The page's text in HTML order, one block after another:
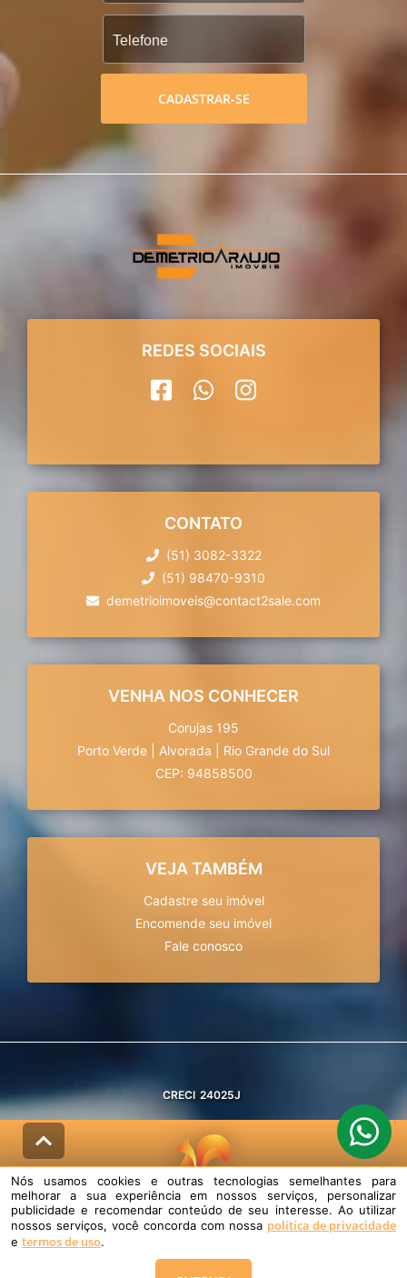
CADASTRAR-SE
REDES SOCIAIS
CONTATO
(51) 3082-3322
(51) 98470-9310
demetrioimoveis@contact2sale.com
VENHA NOS CONHECER
Corujas 195
Porto Verde
Alvorada
Rio Grande do Sul
CEP: 94858500
VEJA TAMBÉM
Cadastre seu imóvel
Encomende seu imóvel
Fale conosco
CRECI 24025J
© DESENVOLVIDO PELAAGIL.NET
Nós usamos cookies e outras tecnologias semelhantes para melhorar a
sua experiência em nossos serviços, personalizar publicidade e
Nós usamos cookies e outras tecnologias semelhantes para
melhorar a sua experiência em nossos serviços, personalizar
publicidade e recomendar conteúdo de seu interesse. Ao utilizar
nossos serviços, você concorda com nossa política de privacidade
e termos de uso.